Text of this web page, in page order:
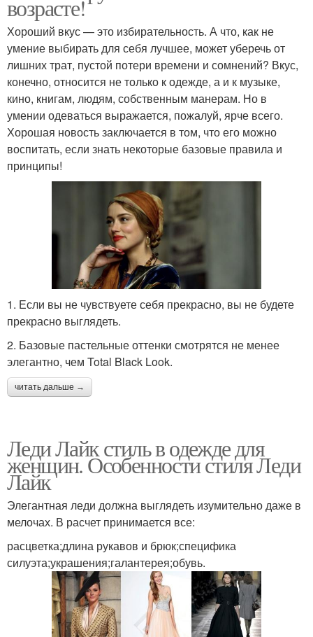
возрасте!
Хороший вкус — это избирательность. А что, как не
умение выбирать для себя лучшее, может уберечь от
лишних трат, пустой потери времени и сомнений? Вкус,
конечно, относится не только к одежде, а и к музыке,
кино, книгам, людям, собственным манерам. Но в
умении одеваться выражается, пожалуй, ярче всего.
Хорошая новость заключается в том, что его можно
воспитать, если знать некоторые базовые правила и
принципы!
1. Если вы не чувствуете себя прекрасно, вы не будете
прекрасно выглядеть.
2. Базовые пастельные оттенки смотрятся не менее
элегантно, чем Total Black Look.
читать дальше →
Леди Лайк стиль в одежде для
женщин. Особенности стиля Леди
Лайк
Элегантная леди должна выглядеть изумительно даже в
мелочах. В расчет принимается все:
расцветка;длина рукавов и брюк;специфика
силуэта;украшения;галантерея;обувь.